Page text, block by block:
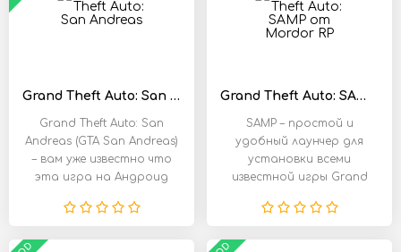
Grand Theft Auto: San Andreas
Grand Theft Auto: San
Andreas (GTA San Andreas)
– вам уже известно что
эта игра на Андроид
Grand Theft Auto: SAMP от Mordor RP
SAMP – простой и
удобный лаунчер для
установки всеми
известной игры Grand